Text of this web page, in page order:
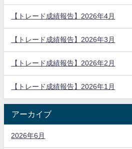
【トレード成績報告】2026年4月
【トレード成績報告】2026年3月
【トレード成績報告】2026年2月
【トレード成績報告】2026年1月
アーカイブ
2026年6月